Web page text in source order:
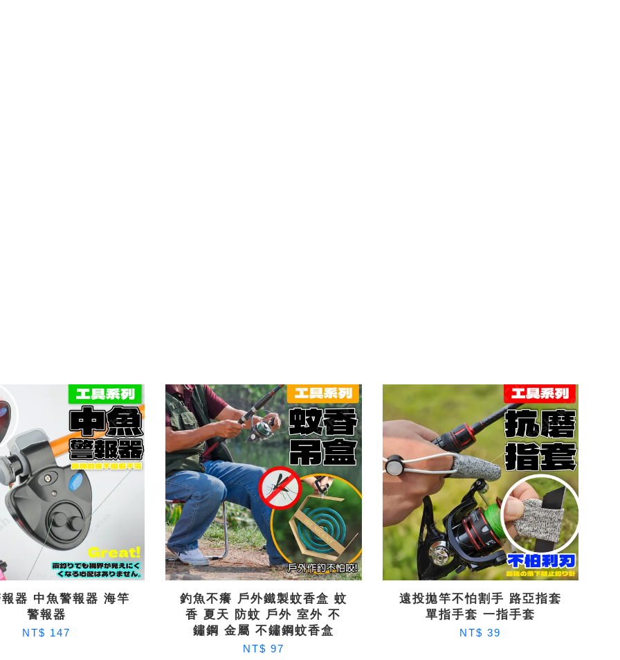
器 中魚警報器 海竿
警報器
NT$ 147
釣魚不癢 戶外鐵製蚊香盒 蚊
香 夏天 防蚊 戶外 室外 不
鏽鋼 金屬 不鏽鋼蚊香盒
NT$ 97
遠投拋竿不怕割手 路亞指套
單指手套 一指手套
NT$ 39